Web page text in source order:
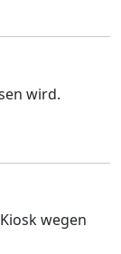
wird.
wegen